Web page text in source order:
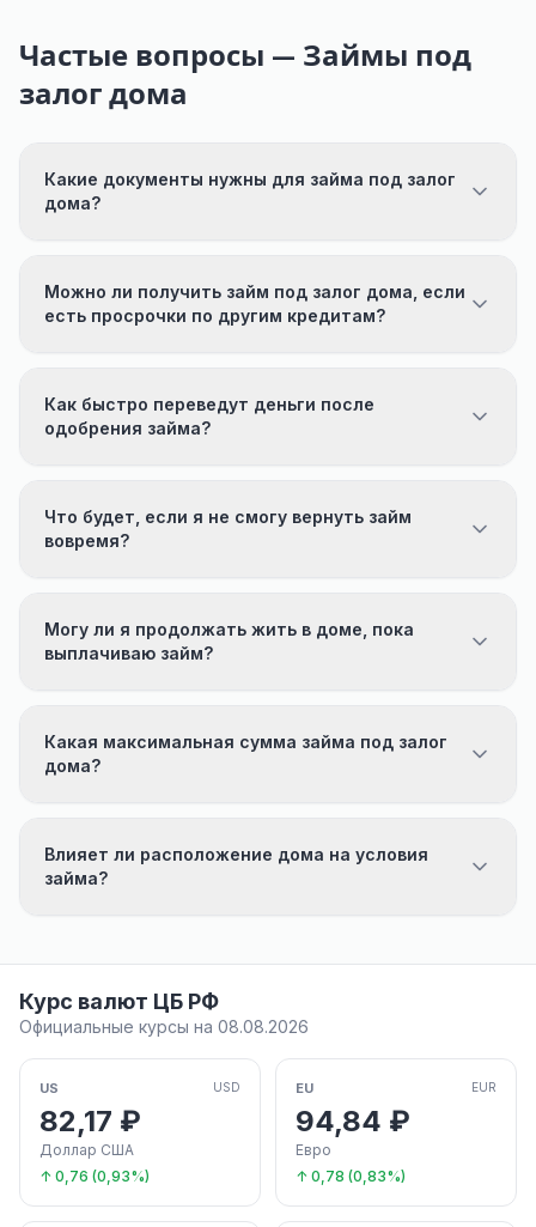
Частые вопросы — Займы под
залог дома
Какие документы нужны для займа под залог
дома?
Можно ли получить займ под залог дома, если
есть просрочки по другим кредитам?
Как быстро переведут деньги после
одобрения займа?
Что будет, если я не смогу вернуть займ
вовремя?
Могу ли я продолжать жить в доме, пока
выплачиваю займ?
Какая максимальная сумма займа под залог
дома?
Влияет ли расположение дома на условия
займа?
Курс валют ЦБ РФ
Официальные курсы на 08.08.2026
US USD
82,17 ₽
Доллар США
↑ 0,76 (0,93%)
EU EUR
94,84 ₽
Евро
↑ 0,78 (0,83%)